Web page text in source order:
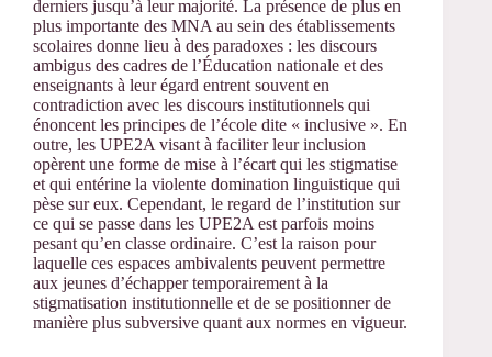
derniers jusqu’à leur majorité́. La présence de plus en
plus importante des MNA au sein des établissements
scolaires donne lieu à des paradoxes : les discours
ambigus des cadres de l’Éducation nationale et des
enseignants à leur égard entrent souvent en
contradiction avec les discours institutionnels qui
énoncent les principes de l’école dite « inclusive ». En
outre, les UPE2A visant à faciliter leur inclusion
opèrent une forme de mise à l’écart qui les stigmatise
et qui entérine la violente domination linguistique qui
pèse sur eux. Cependant, le regard de l’institution sur
ce qui se passe dans les UPE2A est parfois moins
pesant qu’en classe ordinaire. C’est la raison pour
laquelle ces espaces ambivalents peuvent permettre
aux jeunes d’échapper temporairement à la
stigmatisation institutionnelle et de se positionner de
manière plus subversive quant aux normes en vigueur.